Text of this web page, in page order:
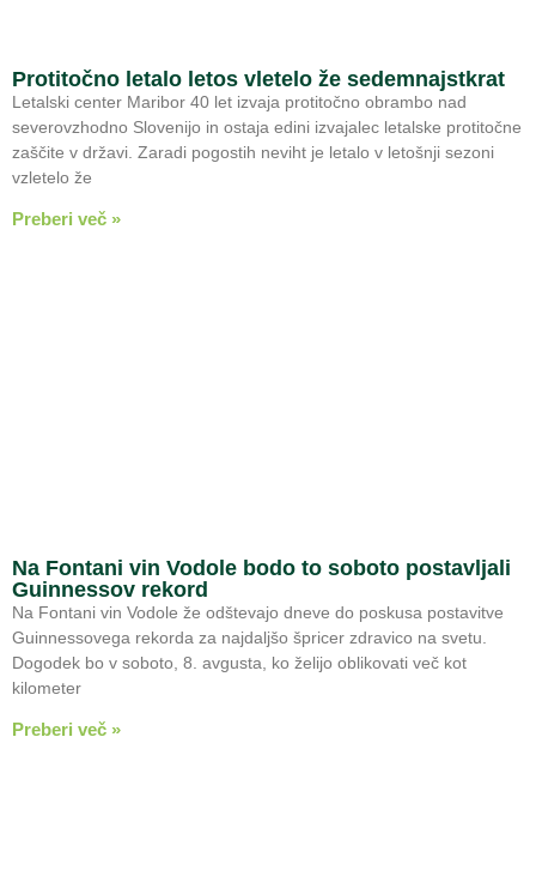
Protitočno letalo letos vletelo že sedemnajstkrat
Letalski center Maribor 40 let izvaja protitočno obrambo nad
severovzhodno Slovenijo in ostaja edini izvajalec letalske protitočne
zaščite v državi. Zaradi pogostih neviht je letalo v letošnji sezoni
vzletelo že
Preberi več »
Na Fontani vin Vodole bodo to soboto postavljali
Guinnessov rekord
Na Fontani vin Vodole že odštevajo dneve do poskusa postavitve
Guinnessovega rekorda za najdaljšo špricer zdravico na svetu.
Dogodek bo v soboto, 8. avgusta, ko želijo oblikovati več kot
kilometer
Preberi več »